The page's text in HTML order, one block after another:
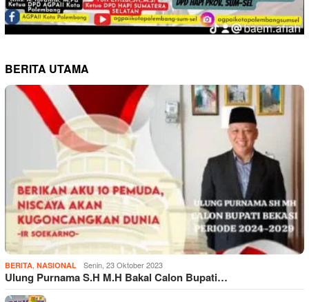
BERITA UTAMA
BERITA NASIONAL Senin, 23 Oktober 2023
Ulung Purnama S.H M.H Bakal Calon Bupati…